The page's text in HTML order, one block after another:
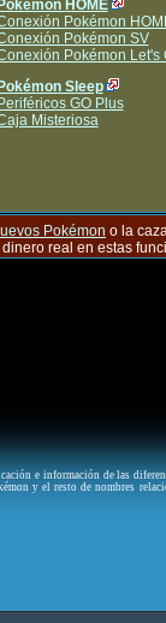
Pokémon HOME
Pokémon
Pokémon SV
Pokémon Let's
Sleep
GO Plus
Misteriosa
Pokémon o la
real en estas
e información de las
y el resto de nombres